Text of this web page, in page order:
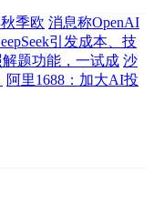
季欧 消息称OpenAI
引发成本、技
题功能，一试成 沙
阿里1688：加大AI投